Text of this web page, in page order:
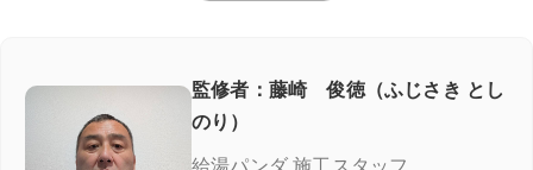
良心価格＆追加費用なし
認定資格の有無
監修者：藤崎 俊徳（ふじさき とし
のり）
給湯パンダ 施工スタッフ